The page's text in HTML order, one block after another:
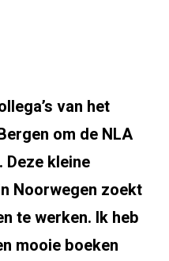
van het
om de NLA
kleine
Noorwegen zoekt
te werken. Ik heb
mooie boeken